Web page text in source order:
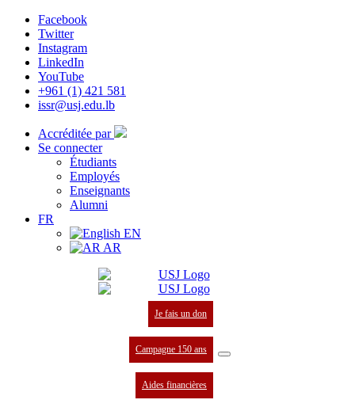
Facebook
Twitter
Instagram
LinkedIn
YouTube
+961 (1) 421 581
issr@usj.edu.lb
Accréditée par
Se connecter
Étudiants
Employés
Enseignants
Alumni
FR
EN
AR
Je fais un don
Campagne 150 ans
Aides financières